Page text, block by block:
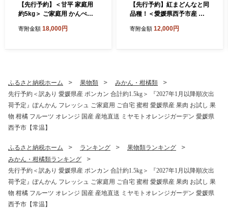
【先行予約】＜甘平 家庭用
約5kg＞ ご家庭用 かんぺい
柑 訳あり 果物 くだもの フル
寄附金額 18,000円
【先行予約】紅まどんなと同
品種！＜愛媛県西予市産 愛
＞ 約15～30個入り 訳あり 柑
寄附金額 12,000円
ふるさと納税ホーム 果物類
みかん・柑橘類
先行予約＜訳あり 愛媛県産 ポンカン 合計約1.5kg＞ 『2027年1月以降順次出
荷予定』ぽんかん フレッシュ ご家庭用 ご自宅 蜜柑 愛媛県産 果肉 お試し 果
物 柑橘 フルーツ オレンジ 国産 産地直送 ミヤモトオレンジガーデン 愛媛県
西予市【常温】
ふるさと納税ホーム ランキング
果物類ランキング
みかん・柑橘類ランキング
先行予約＜訳あり 愛媛県産 ポンカン 合計約1.5kg＞ 『2027年1月以降順次出
荷予定』ぽんかん フレッシュ ご家庭用 ご自宅 蜜柑 愛媛県産 果肉 お試し 果
物 柑橘 フルーツ オレンジ 国産 産地直送 ミヤモトオレンジガーデン 愛媛県
西予市【常温】